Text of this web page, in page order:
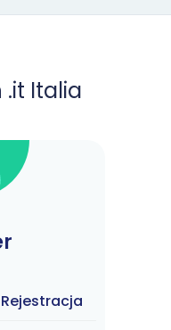
Italia
Rejestracja